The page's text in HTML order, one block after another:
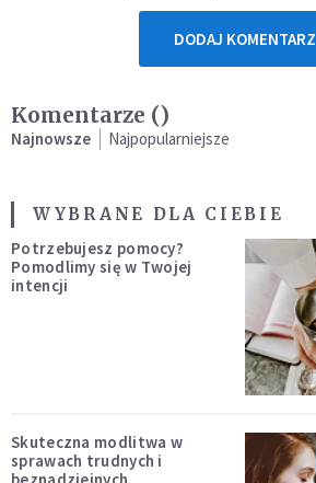
DODAJ KOMENTARZ
Komentarze ()
Najnowsze Najpopularniejsze
WYBRANE DLA CIEBIE
Potrzebujesz pomocy?
Pomodlimy się w Twojej
intencji
Skuteczna modlitwa w
sprawach trudnych i